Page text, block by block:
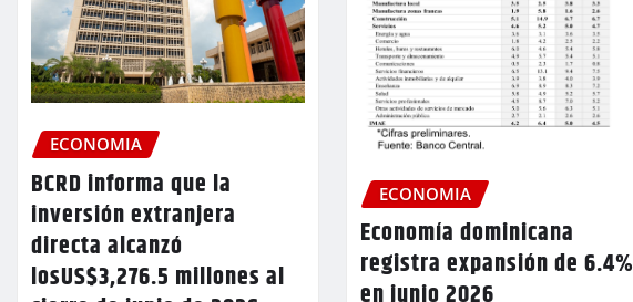
ECONOMIA
BCRD informa que la
inversión extranjera
directa alcanzó
losUS$3,276.5 millones al
ECONOMIA
Economía dominicana
registra expansión de 6.4%